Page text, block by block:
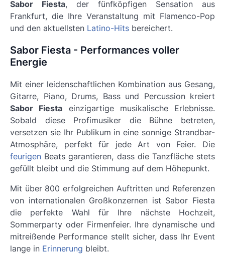
Sabor Fiesta, der fünfköpfigen Sensation aus
Frankfurt, die Ihre Veranstaltung mit Flamenco-Pop
und den aktuellsten Latino-Hits bereichert.
Sabor Fiesta - Performances voller
Energie
Mit einer leidenschaftlichen Kombination aus Gesang,
Gitarre, Piano, Drums, Bass und Percussion kreiert
Sabor Fiesta einzigartige musikalische Erlebnisse.
Sobald diese Profimusiker die Bühne betreten,
versetzen sie Ihr Publikum in eine sonnige Strandbar-
Atmosphäre, perfekt für jede Art von Feier. Die
feurigen Beats garantieren, dass die Tanzfläche stets
gefüllt bleibt und die Stimmung auf dem Höhepunkt.
Mit über 800 erfolgreichen Auftritten und Referenzen
von internationalen Großkonzernen ist Sabor Fiesta
die perfekte Wahl für Ihre nächste Hochzeit,
Sommerparty oder Firmenfeier. Ihre dynamische und
mitreißende Performance stellt sicher, dass Ihr Event
lange in Erinnerung bleibt.